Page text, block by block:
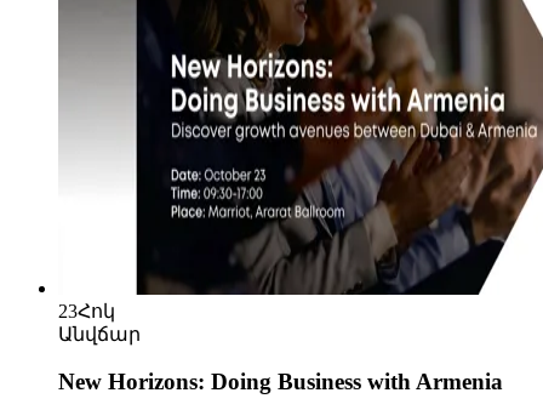
23Հոկ
Անվճար
New Horizons: Doing Business with Armenia